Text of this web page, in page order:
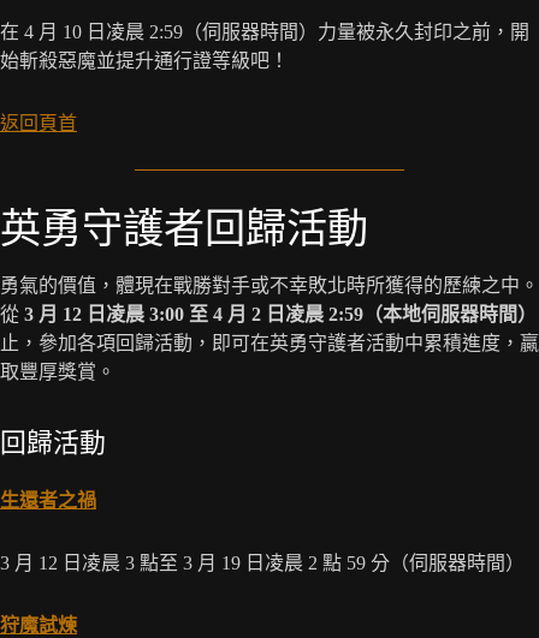
在 4 月 10 日凌晨 2:59（伺服器時間）力量被永久封印之前，開
始斬殺惡魔並提升通行證等級吧！
返回頁首
英勇守護者回歸活動
勇氣的價值，體現在戰勝對手或不幸敗北時所獲得的歷練之中。
從 3 月 12 日凌晨 3:00 至 4 月 2 日凌晨 2:59（本地伺服器時間）
止，參加各項回歸活動，即可在英勇守護者活動中累積進度，贏
取豐厚獎賞。
回歸活動
生還者之禍
3 月 12 日凌晨 3 點至 3 月 19 日凌晨 2 點 59 分（伺服器時間）
狩魔試煉